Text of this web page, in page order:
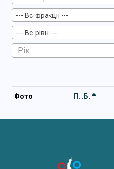
--- Всі фракції ---
--- Всі рівні ---
Фото П.І.Б.